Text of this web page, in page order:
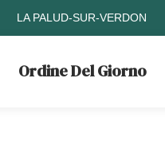
LA PALUD-SUR-VERDON
Ordine Del Giorno